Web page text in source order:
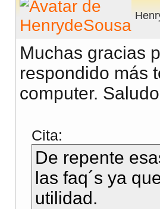
Muchas gracias
respondido más
computer.
Cita:
De repente
las faq´s ya
utilidad.